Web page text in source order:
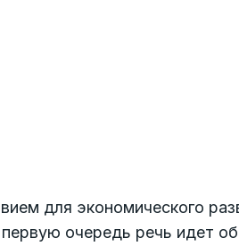
для экономического
очередь речь идет